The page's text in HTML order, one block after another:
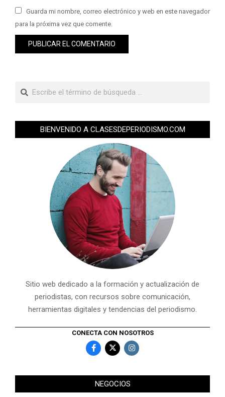
Guarda mi nombre, correo electrónico y web en este navegador
para la próxima vez que comente.
BIENVENIDO A CLASESDEPERIODISMO.COM
Sitio web dedicado a la formación y actualización de
periodistas, con recursos sobre comunicación,
herramientas digitales y tendencias del periodismo.
CONECTA CON NOSOTROS
NEGOCIOS